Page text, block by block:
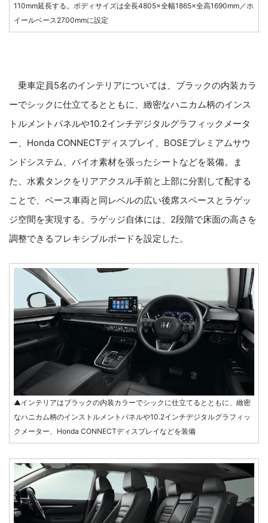
110mm延長する。ボディサイズは全長4805×全幅1865×全高1690mm／ホ
イールベース2700mmに設定
乗車定員5名のインテリアについては、ブラックの内装カラ
ーでシックに仕立てるとともに、緻密なハニカム柄のインス
トルメントパネルや10.2インチデジタルグラフィックメータ
ー、Honda CONNECTディスプレイ、BOSEプレミアムサウ
ンドシステム、バイオ素材を張ったシートなどを装備。ま
た、水素タンクをリアアクスル手前と上部に分割して配する
ことで、ベース車両と同レベルの広い後席スペースとラゲッ
ジ空間を実現する。ラゲッジ自体には、2段階で床面の高さを
調整できるフレキシブルボードを設定した。
▲インテリアはブラックの内装カラーでシックに仕立てるとともに、緻密
なハニカム柄のインストルメントパネルや10.2インチデジタルグラフィッ
クメーター、Honda CONNECTディスプレイなどを装備